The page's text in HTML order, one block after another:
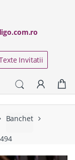
Invitatii
Banchet